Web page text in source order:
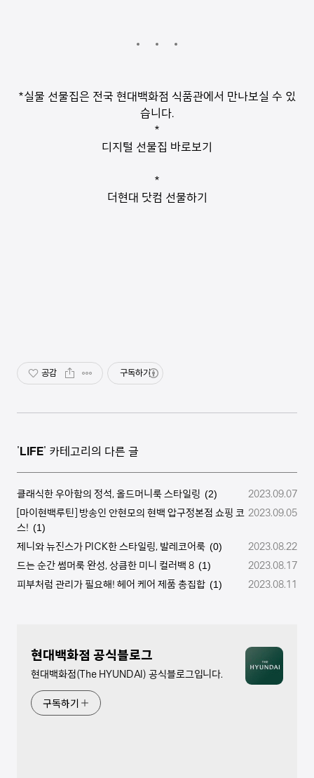
*실물 선물집은 전국 현대백화점 식품관에서 만나보실 수 있
습니다.
*
디지털 선물집 바로보기
*
더현대 닷컴 선물하기
공감 구독하기
'LIFE' 카테고리의 다른 글
클래식한 우아함의 정석, 올드머니룩 스타일링 (2)
2023.09.07
[마이현백루틴] 방송인 안현모의 현백 압구정본점 쇼핑 코
스! (1)
2023.09.05
제니와 뉴진스가 PICK한 스타일링, 발레코어룩 (0)
2023.08.22
드는 순간 썸머룩 완성, 상큼한 미니 컬러백 8 (1)
2023.08.17
피부처럼 관리가 필요해! 헤어 케어 제품 총집합 (1) 2023.08.11
현대백화점 공식블로그
현대백화점(The HYUNDAI) 공식블로그입니다.
구독하기